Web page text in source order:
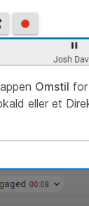
Omstil
eller et